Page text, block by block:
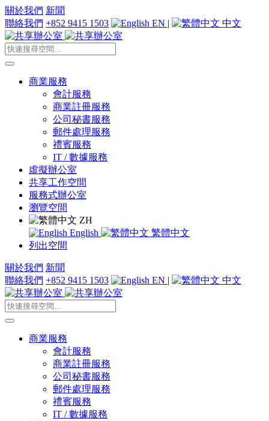
關於我們 新聞
聯絡我們 +852 9415 1503 EN | 中文
商業服務
會計服務
商業註冊服務
公司秘書服務
郵件處理服務
禮賓服務
IT / 數據服務
虛擬辦公室
共享工作空間
服務式辦公室
瀏覽空間
ZH
English
繁體中文
列出空間
關於我們 新聞
聯絡我們 +852 9415 1503 EN | 中文
商業服務
會計服務
商業註冊服務
公司秘書服務
郵件處理服務
禮賓服務
IT / 數據服務